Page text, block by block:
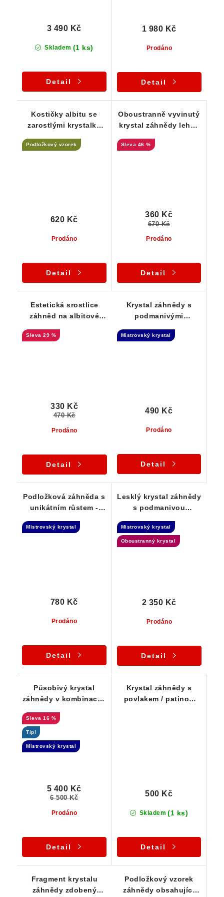
Skladem (1 ks)
3 490 Kč
Detail
Prodáno
1 980 Kč
Detail
Kostičky albitu se
zarostlými krystalky
turmalínem
Podložkový vzorek
Prodáno
620 Kč
Detail
Oboustranně vyvinutý
krystal záhnědy lehce
porostlý muskovitem
46 %
Prodáno
360 Kč
670 Kč
Detail
Estetická srostlice
záhněd na albitové
29 %
Prodáno
330 Kč
470 Kč
Detail
Krystal záhnědy s
podmanivými
Náznak Elestialu
Mistrovský krystal
Prodáno
490 Kč
Detail
Podložková záhněda s
unikátním růstem -
Mistrovský krystal
Prodáno
780 Kč
Detail
Lesklý krystal záhnědy
s podmanivou
Elestial
Mistrovský krystal
Oboustranný krystal
Prodáno
2 350 Kč
Detail
Působivý krystal
záhnědy v kombinaci s
16 %
Tip!
Mistrovský krystal
Prodáno
5 400 Kč
6 500 Kč
Detail
Krystal záhnědy s
povlakem / patinou
Skladem (1 ks)
500 Kč
Detail
Fragment krystalu
záhnědy zdobený
Podložkový vzorek
záhnědy obsahující